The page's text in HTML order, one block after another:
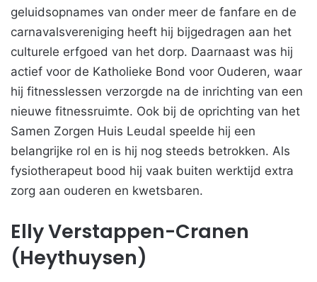
geluidsopnames van onder meer de fanfare en de
carnavalsvereniging heeft hij bijgedragen aan het
culturele erfgoed van het dorp. Daarnaast was hij
actief voor de Katholieke Bond voor Ouderen, waar
hij fitnesslessen verzorgde na de inrichting van een
nieuwe fitnessruimte. Ook bij de oprichting van het
Samen Zorgen Huis Leudal speelde hij een
belangrijke rol en is hij nog steeds betrokken. Als
fysiotherapeut bood hij vaak buiten werktijd extra
zorg aan ouderen en kwetsbaren.
Elly Verstappen-Cranen
(Heythuysen)